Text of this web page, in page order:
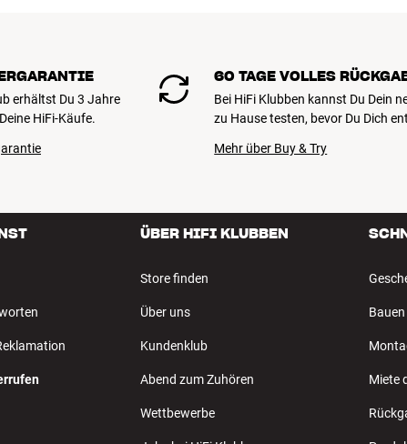
erhältst Du 3 Jahre
HiFi-Käufe.
60 TAGE VOLLES
Bei HiFi Klubben kannst Du Dein
zu Hause testen, bevor Du Dich
Mehr über Buy & Try
ÜBER HIFI KLUBBEN
Store finden
Über uns
Kundenklub
Abend zum Zuhören
Wettbewerbe
Miete